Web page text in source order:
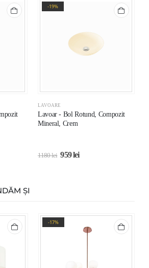
-19%
LAVOARE
Lavoar - Bol Rotund, Compozit
Mineral, Crem
1180lei 959lei
ȘI
-17%